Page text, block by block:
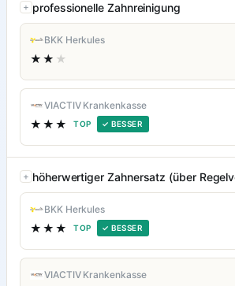
professionelle Zahnreinigung
BKK Herkules
★★ ★
VIACTIV Krankenkasse
★★★ TOP ✓ BESSER
höherwertiger Zahnersatz (über
BKK Herkules
★★★ TOP ✓ BESSER
VIACTIV Krankenkasse